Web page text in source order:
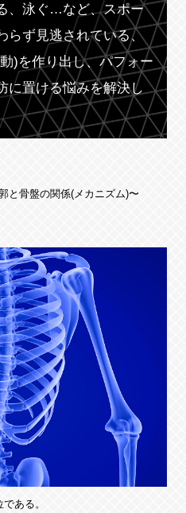
、泳ぐ…など、スポー
らず見逃されている、
)を作り出し、パフォー
に置ける悩みを解決し
と骨盤の関係(メカニズム)〜
ある。